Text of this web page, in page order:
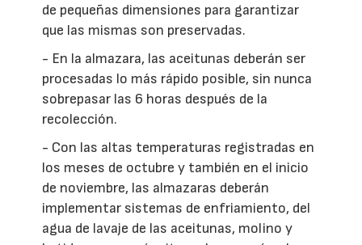
de pequeñas dimensiones para garantizar
que las mismas son preservadas.
- En la almazara, las aceitunas deberán ser
procesadas lo más rápido posible, sin nunca
sobrepasar las 6 horas después de la
recolección.
- Con las altas temperaturas registradas en
los meses de octubre y también en el inicio
de noviembre, las almazaras deberán
implementar sistemas de enfriamiento, del
agua de lavaje de las aceitunas, molino y